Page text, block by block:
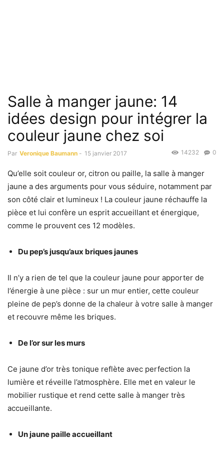
Salle à manger jaune: 14
idées design pour intégrer la
couleur jaune chez soi
Par Veronique Baumann - 15 janvier 2017 0
14232
Qu’elle soit couleur or, citron ou paille, la salle à manger
jaune a des arguments pour vous séduire, notamment par
son côté clair et lumineux ! La couleur jaune réchauffe la
pièce et lui confère un esprit accueillant et énergique,
comme le prouvent ces 12 modèles.
Du pep’s jusqu’aux briques jaunes
Il n’y a rien de tel que la couleur jaune pour apporter de
l’énergie à une pièce : sur un mur entier, cette couleur
pleine de pep’s donne de la chaleur à votre salle à manger
et recouvre même les briques.
De l’or sur les murs
Ce jaune d’or très tonique reflète avec perfection la
lumière et réveille l’atmosphère. Elle met en valeur le
mobilier rustique et rend cette salle à manger très
accueillante.
Un jaune paille accueillant